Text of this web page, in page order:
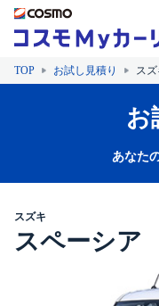
TOP お試し見積り ス
お
あなた
スズキ
スペーシア